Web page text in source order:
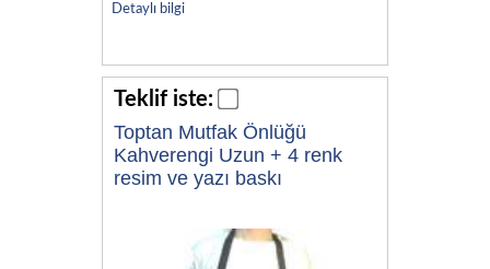
Detaylı bilgi
Teklif iste:
Toptan Mutfak Önlüğü
Kahverengi Uzun + 4 renk
resim ve yazı baskı